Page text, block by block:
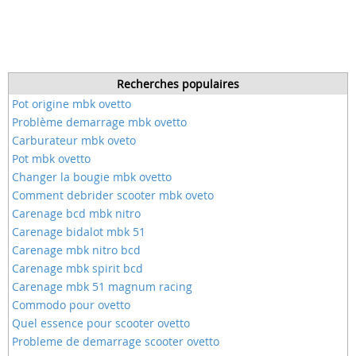
Recherches populaires
Pot origine mbk ovetto
Problème demarrage mbk ovetto
Carburateur mbk oveto
Pot mbk ovetto
Changer la bougie mbk ovetto
Comment debrider scooter mbk oveto
Carenage bcd mbk nitro
Carenage bidalot mbk 51
Carenage mbk nitro bcd
Carenage mbk spirit bcd
Carenage mbk 51 magnum racing
Commodo pour ovetto
Quel essence pour scooter ovetto
Probleme de demarrage scooter ovetto